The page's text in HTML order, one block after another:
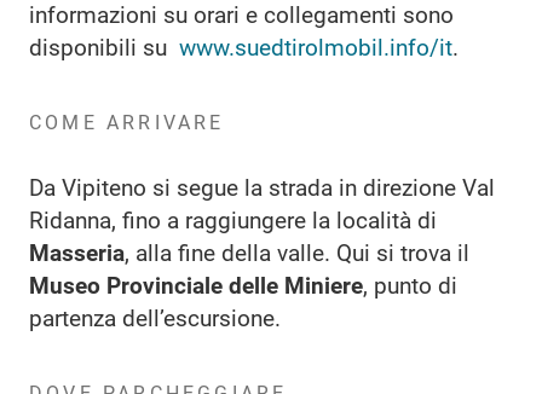
informazioni su orari e collegamenti sono
disponibili su www.suedtirolmobil.info/it.
COME ARRIVARE
Da Vipiteno si segue la strada in direzione Val
Ridanna, fino a raggiungere la località di
Masseria, alla fine della valle. Qui si trova il
Museo Provinciale delle Miniere, punto di
partenza dell’escursione.